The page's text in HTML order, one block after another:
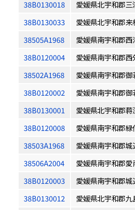
38B0130018
愛媛県北宇和郡三
38B0130033
愛媛県北宇和郡来
38505A1968
愛媛県南宇和郡西
38B0120004
愛媛県南宇和郡西
38502A1968
愛媛県南宇和郡御
38B0120002
愛媛県南宇和郡御
38B0130001
愛媛県北宇和郡蒋
38B0120008
愛媛県南宇和郡緑
38503A1968
愛媛県南宇和郡城
38506A2004
愛媛県南宇和郡愛
38B0120003
愛媛県南宇和郡城
38B0130012
愛媛県北宇和郡九